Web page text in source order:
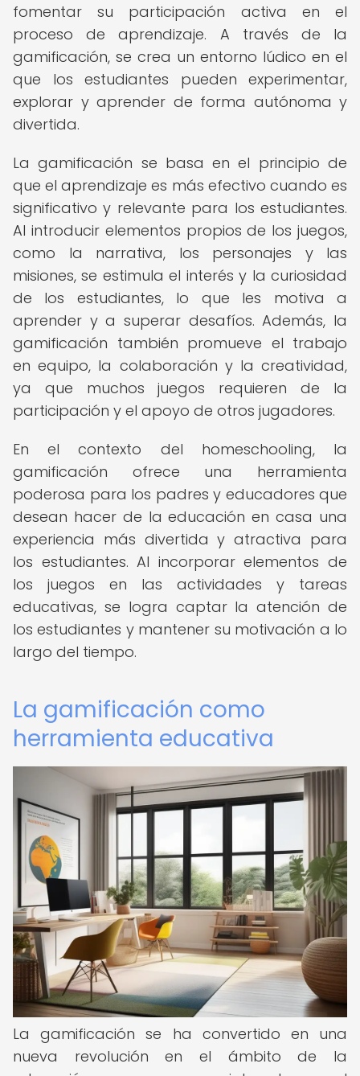
fomentar su participación activa en el
proceso de aprendizaje. A través de la
gamificación, se crea un entorno lúdico en el
que los estudiantes pueden experimentar,
explorar y aprender de forma autónoma y
divertida.
La gamificación se basa en el principio de
que el aprendizaje es más efectivo cuando es
significativo y relevante para los estudiantes.
Al introducir elementos propios de los juegos,
como la narrativa, los personajes y las
misiones, se estimula el interés y la curiosidad
de los estudiantes, lo que les motiva a
aprender y a superar desafíos. Además, la
gamificación también promueve el trabajo
en equipo, la colaboración y la creatividad,
ya que muchos juegos requieren de la
participación y el apoyo de otros jugadores.
En el contexto del homeschooling, la
gamificación ofrece una herramienta
poderosa para los padres y educadores que
desean hacer de la educación en casa una
experiencia más divertida y atractiva para
los estudiantes. Al incorporar elementos de
los juegos en las actividades y tareas
educativas, se logra captar la atención de
los estudiantes y mantener su motivación a lo
largo del tiempo.
La gamificación como
herramienta educativa
La gamificación se ha convertido en una
nueva revolución en el ámbito de la